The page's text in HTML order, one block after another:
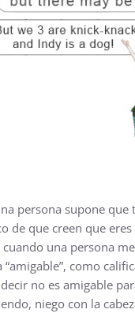
persona supone
de que creen que
una persona
“amigable”, como
no es amigable
niego con la